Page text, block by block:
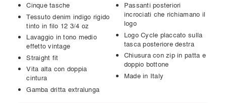
Cinque tasche
Tessuto denim indigo rigido
tinto in filo 12 3/4 oz
Lavaggio in tono medio
effetto vintage
Straight fit
Vita alta con doppia
cintura
Gamba dritta extralunga
Passanti posteriori
incrociati che richiamano il
logo
Logo Cycle placcato sulla
tasca posteriore destra
Chiusura con zip in patta e
doppio bottone
Made in Italy